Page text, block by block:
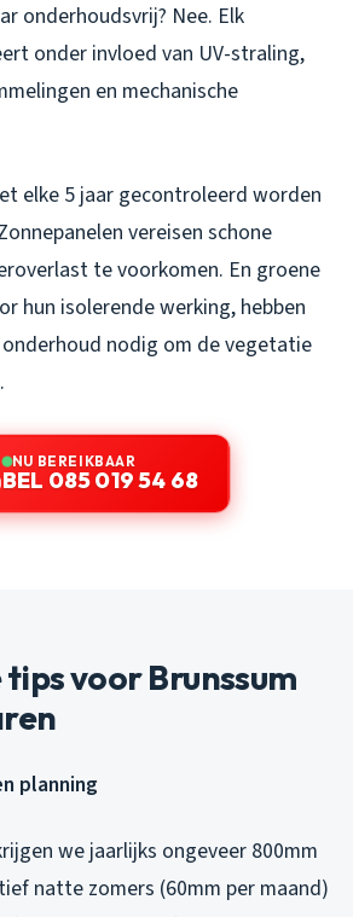
onderhoudsvrij? Nee. Elk
onder invloed van UV-straling,
en mechanische
elke 5 jaar gecontroleerd worden
vereisen schone
te voorkomen. En groene
hun isolerende werking, hebben
nodig om de vegetatie
NU BEREIKBAAR
BEL 085 019 54 68
voor Brunssum
planning
we jaarlijks ongeveer 800mm
natte zomers (60mm per maand)